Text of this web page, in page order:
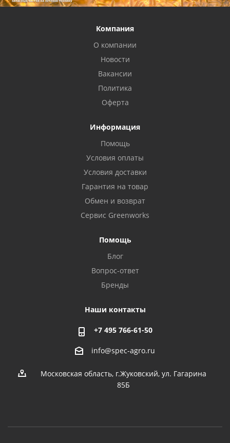
Компания
О компании
Новости
Вакансии
Политика
Оферта
Информация
Помощь
Условия оплаты
Условия доставки
Гарантия на товар
Обмен и возврат
Сервис Greenworks
Помощь
Блог
Вопрос-ответ
Бренды
Наши контакты
+7 495 766-61-50
info@spec-agro.ru
Московская область, г.Жуковский, ул. Гагарина
85Б